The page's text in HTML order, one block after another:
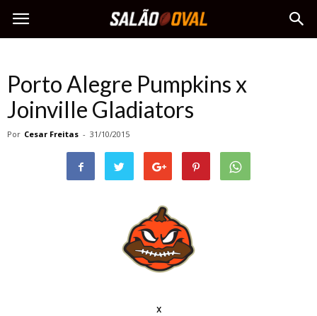
Porto Alegre Pumpkins x
Joinville Gladiators
Por Cesar Freitas - 31/10/2015
x